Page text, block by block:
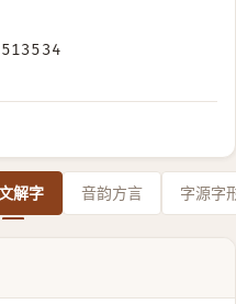
解字 音韵方言 字源字